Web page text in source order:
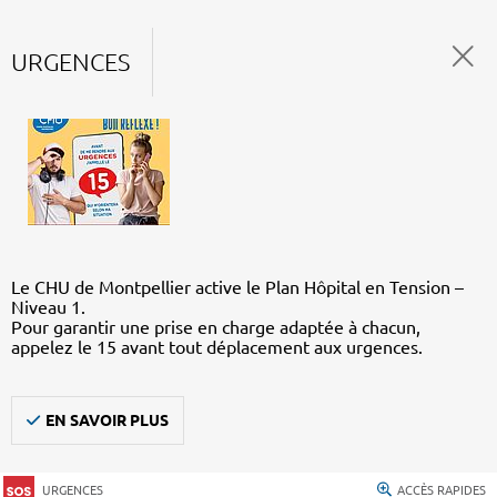
URGENCES
Le CHU de Montpellier active le Plan Hôpital en Tension –
Niveau 1.
Pour garantir une prise en charge adaptée à chacun,
appelez le 15 avant tout déplacement aux urgences.
EN SAVOIR PLUS
URGENCES ACCÈS RAPIDES